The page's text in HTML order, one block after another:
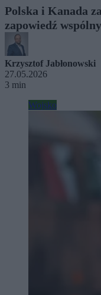
Polska i Kanada
zapowiedź
Krzysztof Jabłonowski
27.05.2026
3 min
Wojsko